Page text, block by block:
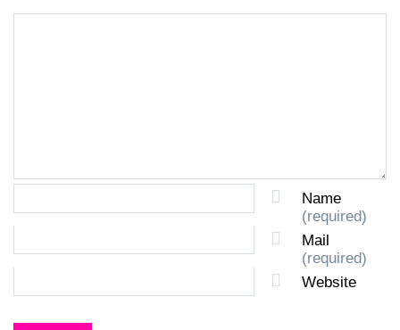
Name
(required)
Mail
(required)
Website